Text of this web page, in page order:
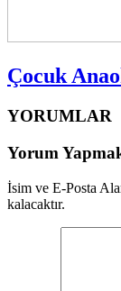
Çocuk
YORUMLAR
Yorum
İsim ve E-Posta
kalacaktır.